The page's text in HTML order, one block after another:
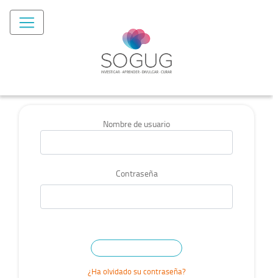
Nombre de usuario
Contraseña
¿Ha olvidado su contraseña?